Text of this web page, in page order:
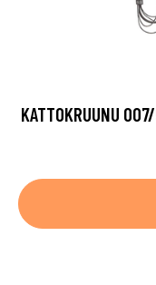
KATTOKRUUNU